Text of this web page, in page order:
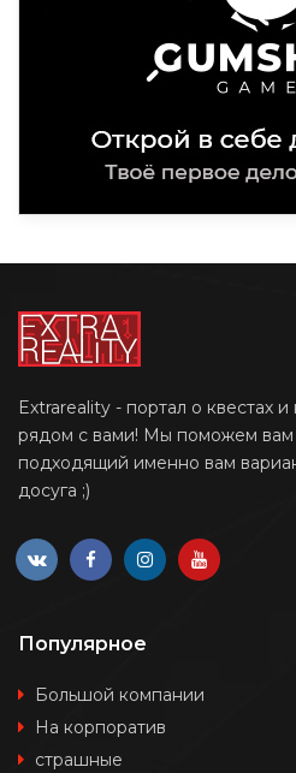
Extrareality - портал о квестах и
рядом с вами! Мы поможем вам
подходящий именно вам
досуга ;)
Популярное
Большой компании
На корпоратив
страшные